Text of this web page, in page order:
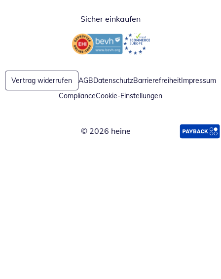
Sicher einkaufen
Öffnet in neuem FensterÖffnet in neuem Fenster
Vertrag widerrufen AGBDatenschutzBarrierefreiheitImpressum
ComplianceCookie-Einstellungen
© 2026 heine